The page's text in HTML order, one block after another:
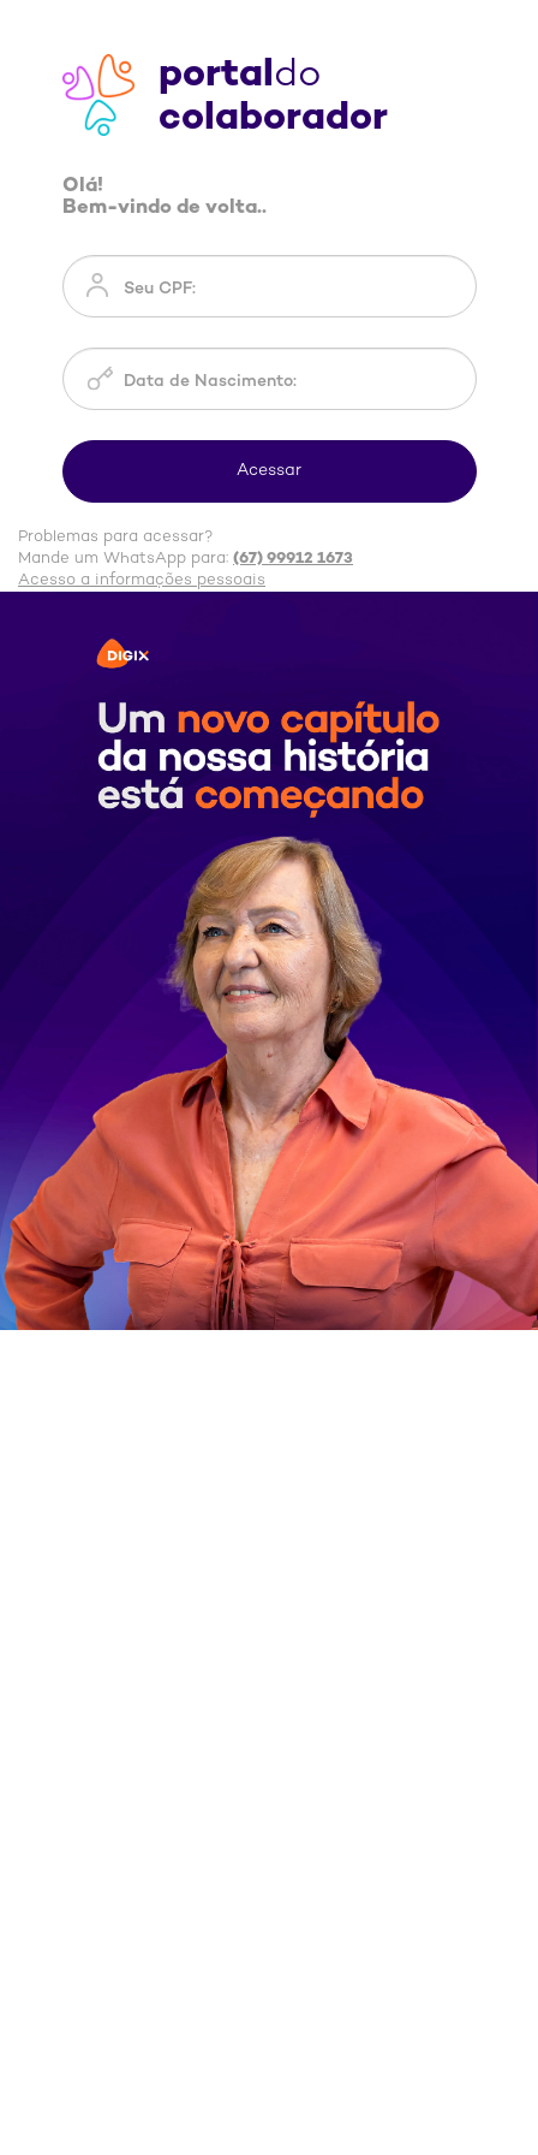
portaldo
colaborador
Olá!
Bem-vindo de volta..
Problemas para acessar?
Mande um WhatsApp para: (67) 99912 1673
Acesso a informações pessoais